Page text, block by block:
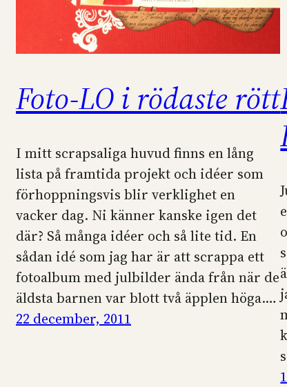
Foto-LO i rödaste rött
I mitt scrapsaliga huvud finns en lång
lista på framtida projekt och idéer som
förhoppningsvis blir verklighet en
vacker dag. Ni känner kanske igen det
där? Så många idéer och så lite tid. En
sådan idé som jag har är att scrappa ett
fotoalbum med julbilder ända från när de
äldsta barnen var blott två äpplen höga.…
22 december, 2011